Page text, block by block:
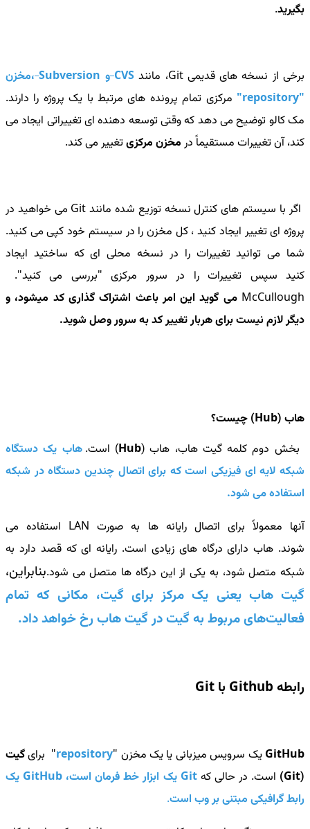
بگیرید.
برخی از نسخه های قدیمی Git، مانندCVS و Subversion ،مخزن
"repository"
مرکزی تمام پرونده های مرتبط با یک پروژه را دارند.
مک کالو توضیح می دهد که وقتی توسعه دهنده ای تغییراتی ایجاد می
کند، آن تغییرات مستقیماً در مخزن مرکزیتغییر می کند.
اگر با سیستم های کنترل نسخه توزیع شده مانند Git می خواهید در
پروژه ای تغییر ایجاد کنید ، کل مخزن را در سیستم خود کپی می کنید.
شما می توانید تغییرات را در نسخه محلی ای که ساختید ایجاد
کنید سپس تغییرات را در سرور مرکزی "بررسی می کنید".
McCullough می گوید این امر باعث اشتراک گذاری کد میشود، و
دیگر لازم نیست برای هربار تغییر کد به سرور وصل شوید.
هاب (Hub) چیست؟
بخش دوم کلمه‌ گیت هاب، هاب (Hub) است. هاب یک دستگاه
شبکه لایه ای فیزیکی است که برای اتصال چندین دستگاه در شبکه
استفاده می شود.
آنها معمولاً برای اتصال رایانه ها به صورت LAN استفاده می
شوند. هاب دارای درگاه های زیادی است. رایانه ای که قصد دارد به
شبکه متصل شود، به یکی از این درگاه ها متصل می شود.بنابراین،
گیت هاب یعنی یک مرکز برای گیت، مکانی که تمام
فعالیت‌های مربوط به گیت در گیت هاب رخ خواهد داد.
رابطه Github با Git
GitHub یک سرویس میزبانی یا یک مخزن "repository
" برایگیت
(Git)
است. در حالی که Git یک ابزار خط فرمان است
، GitHub یک
رابط گرافیکی مبتنی بر وب است.